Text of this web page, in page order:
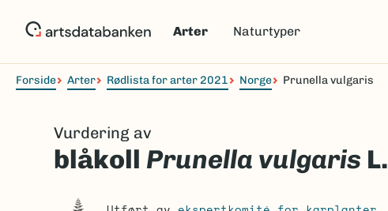
Arter Naturtyper
Navigasjonssti
Forside Arter Rødlista for arter 2021 Norge Prunella vulgaris
Vurdering av
blåkoll Prunella vulgaris L.